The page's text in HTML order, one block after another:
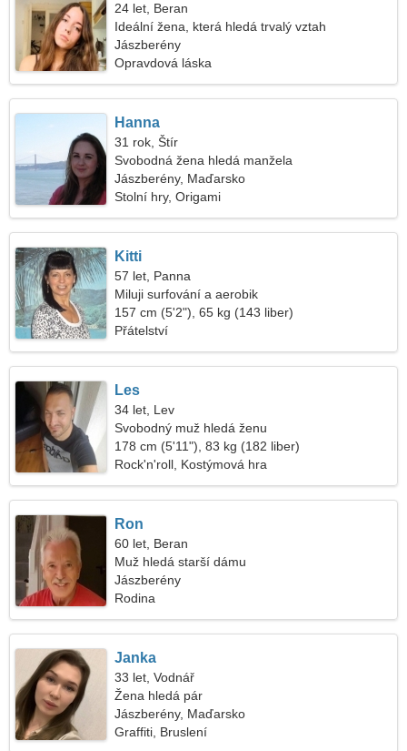
24 let, Beran
Ideální žena, která hledá trvalý vztah
Jászberény
Opravdová láska
Hanna
31 rok, Štír
Svobodná žena hledá manžela
Jászberény, Maďarsko
Stolní hry, Origami
Kitti
57 let, Panna
Miluji surfování a aerobik
157 cm (5'2"), 65 kg (143 liber)
Přátelství
Les
34 let, Lev
Svobodný muž hledá ženu
178 cm (5'11"), 83 kg (182 liber)
Rock'n'roll, Kostýmová hra
Ron
60 let, Beran
Muž hledá starší dámu
Jászberény
Rodina
Janka
33 let, Vodnář
Žena hledá pár
Jászberény, Maďarsko
Graffiti, Bruslení